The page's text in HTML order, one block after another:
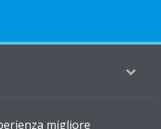
migliore